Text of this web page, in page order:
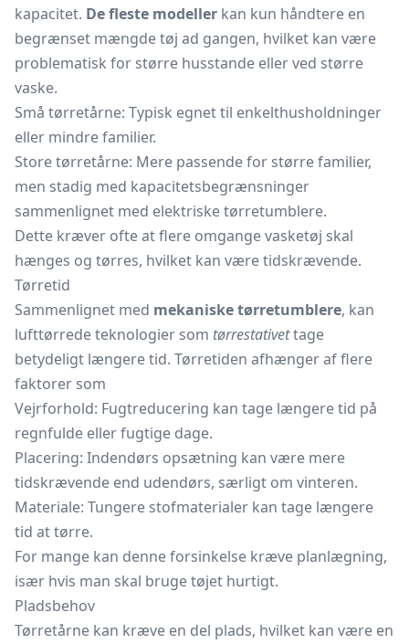
kapacitet. De fleste modeller kan kun håndtere en
begrænset mængde tøj ad gangen, hvilket kan være
problematisk for større husstande eller ved større
vaske.
Små tørretårne: Typisk egnet til enkelthusholdninger
eller mindre familier.
Store tørretårne: Mere passende for større familier,
men stadig med kapacitetsbegrænsninger
sammenlignet med elektriske tørretumblere.
Dette kræver ofte at flere omgange vasketøj skal
hænges og tørres, hvilket kan være tidskrævende.
Tørretid
Sammenlignet med mekaniske tørretumblere, kan
lufttørrede teknologier som tørrestativettage
betydeligt længere tid. Tørretiden afhænger af flere
faktorer som
Vejrforhold: Fugtreducering kan tage længere tid på
regnfulde eller fugtige dage.
Placering: Indendørs opsætning kan være mere
tidskrævende end udendørs, særligt om vinteren.
Materiale: Tungere stofmaterialer kan tage længere
tid at tørre.
For mange kan denne forsinkelse kræve planlægning,
især hvis man skal bruge tøjet hurtigt.
Pladsbehov
Tørretårne kan kræve en del plads, hvilket kan være en